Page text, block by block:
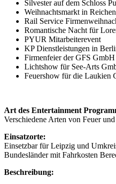
Silvester auf dem Schloss
Weihnachtsmarkt in
Rail Service
Romantische Nacht für
PYUR Mitarbeiterevent
KP Dienstleistungen in
Firmenfeier der GFS GmbH
Lichtshow für See-Arts
Feuershow für die Laukien
Art des Entertainment
Verschiedene Arten von Feuer
Einsatzorte:
Einsetzbar für Leipzig und
Bundesländer mit Fahrkosten
Beschreibung: